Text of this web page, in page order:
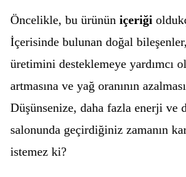
Öncelikle, bu ürünün içeriği
İçerisinde bulunan doğal
üretimini desteklemeye yardımcı
artmasına ve yağ oranının
Düşünsenize, daha fazla enerji ve
salonunda geçirdiğiniz zamanın
istemez ki?